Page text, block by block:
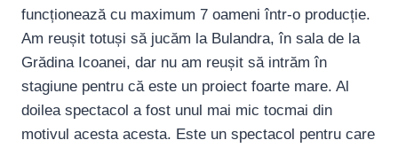
funcționează cu maximum 7 oameni într-o producție.
Am reușit totuși să jucăm la Bulandra, în sala de la
Grădina Icoanei, dar nu am reușit să intrăm în
stagiune pentru că este un proiect foarte mare. Al
doilea spectacol a fost unul mai mic tocmai din
motivul acesta acesta. Este un spectacol pentru care